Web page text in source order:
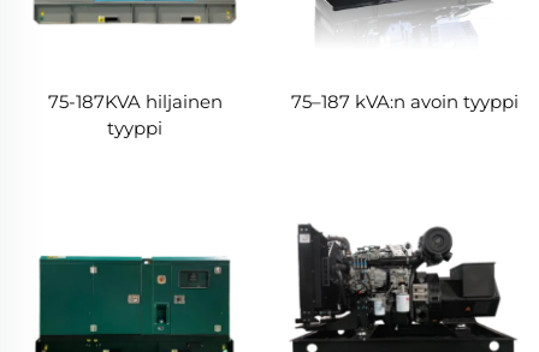
75-187KVA hiljainen
tyyppi
75–187 kVA:n avoin tyyppi